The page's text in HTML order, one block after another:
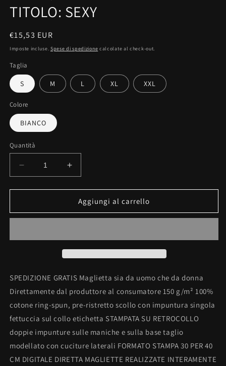
TITOLO: SEXY
Prezzo
di
€15,53 EUR
Imposte incluse. Spese di spedizione calcolate al check-out.
Taglia
S M L XL XXL
Colore
BIANCO
Quantità
Diminuisci
quantità
per
IN
UOMO/DONNA
ANNI
SEXY
Aumenta
quantità
per
MAGLIETTA
IN
UOMO/DONNA
ANNI
TITOLO:
SEXY
Aggiungi al carrello
SPEDIZIONE GRATIS Maglietta sia da uomo che da donna
Direttamente dal produttore al consumatore 150 g/m² 100%
cotone ring-spun, pre-ristretto scollo con impuntura singola
fettuccia sul collo etichetta STAMPATA SU RETROCOLLO
doppie impunture sulle maniche e sulla base taglio
modellato con cuciture laterali FORMATO STAMPA 30 PER 40
CM DIGITALE DIRETTA MAGLIETTE REALIZZATE INTERAMENTE